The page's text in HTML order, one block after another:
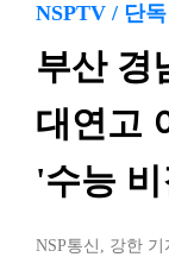
NSPTV / 단독
부산 경
대연고
'수능 비
NSP통신 , 강한 기